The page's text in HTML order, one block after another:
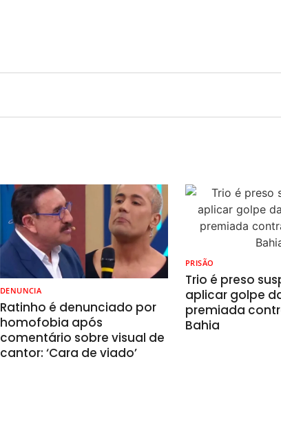
DENUNCIA
Ratinho é denunciado por
homofobia após
comentário sobre visual de
cantor: ‘Cara de viado’
PRISÃO
Trio é preso
aplicar golpe
premiada
Bahia